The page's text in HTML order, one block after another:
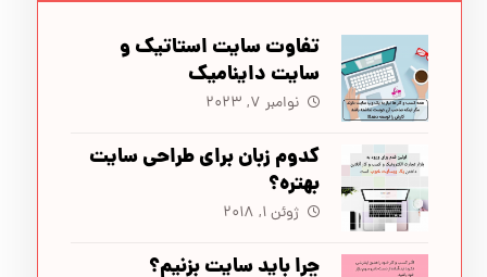
تفاوت سایت‌ استاتیک و
سایت‌ داینامیک
نوامبر ۷, ۲۰۲۳
کدوم زبان برای طراحی سایت
بهتره؟
ژوئن ۱, ۲۰۱۸
چرا باید سایت بزنیم؟